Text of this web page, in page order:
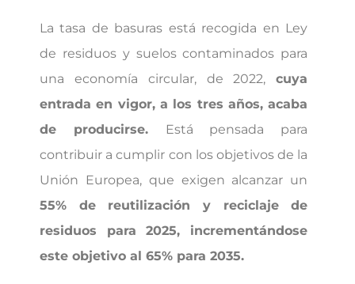
La tasa de basuras está recogida en Ley
de residuos y suelos contaminados para
una economía circular, de 2022,cuya
entrada en vigor, a los tres años, acaba
de producirse.
Está pensada para
contribuir a cumplir con los objetivos de la
Unión Europea, que exigen alcanzar un
55% de reutilización y reciclaje de
residuos para 2025, incrementándose
este objetivo al 65% para 2035.